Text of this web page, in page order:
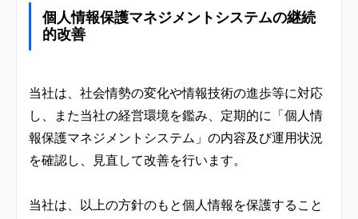
個人情報保護マネジメントシステムの継続
的改善
当社は、社会情勢の変化や情報技術の進歩等に対応
し、また当社の経営環境を鑑み、定期的に「個人情
報保護マネジメントシステム」の内容及び運用状況
を確認し、見直して改善を行います。
当社は、以上の方針のもと個人情報を保護すること